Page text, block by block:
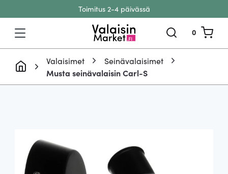
Toimitus 2-4 päivässä
Siirry sisältöön 0
Valaisimet
Seinävalaisimet
Musta seinävalaisin Carl-S